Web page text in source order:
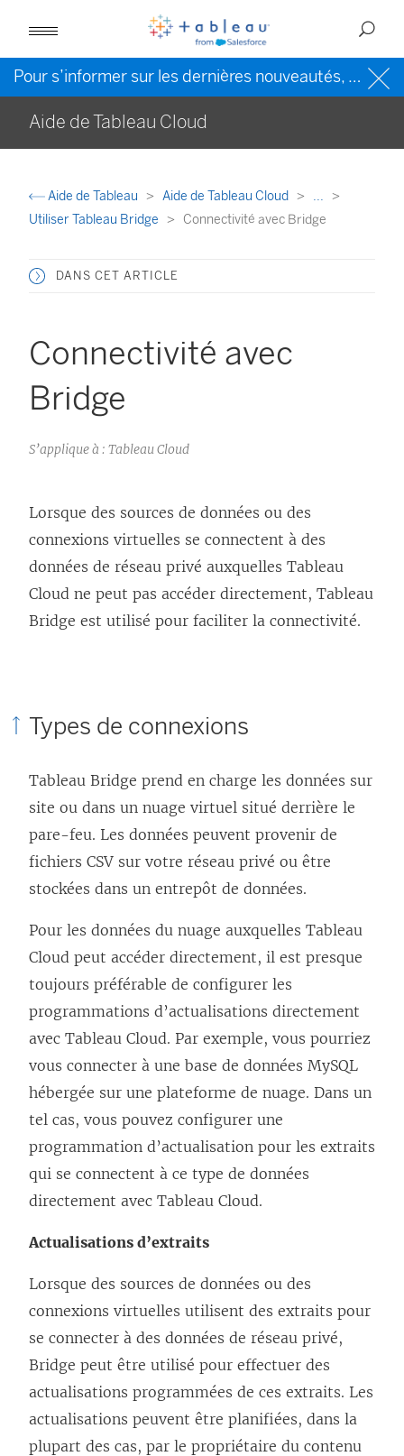
Pour s’informer sur les dernières nouveautés, veuillez consulter l’
Aide de Tableau Cloud
Aide de Tableau Aide de Tableau Cloud
...
Utiliser Tableau Bridge
Connectivité avec Bridge
DANS CET ARTICLE
Connectivité avec
Bridge
S’applique à : Tableau Cloud
Lorsque des sources de données ou des
connexions virtuelles se connectent à des
données de réseau privé auxquelles Tableau
Cloud ne peut pas accéder directement, Tableau
Bridge est utilisé pour faciliter la connectivité.
Types de connexions
Tableau Bridge prend en charge les données sur
site ou dans un nuage virtuel situé derrière le
pare-feu. Les données peuvent provenir de
fichiers CSV sur votre réseau privé ou être
stockées dans un entrepôt de données.
Pour les données du nuage auxquelles Tableau
Cloud peut accéder directement, il est presque
toujours préférable de configurer les
programmations d’actualisations directement
avec Tableau Cloud. Par exemple, vous pourriez
vous connecter à une base de données MySQL
hébergée sur une plateforme de nuage. Dans un
tel cas, vous pouvez configurer une
programmation d’actualisation pour les extraits
qui se connectent à ce type de données
directement avec Tableau Cloud.
Actualisations d’extraits
Lorsque des sources de données ou des
connexions virtuelles utilisent des extraits pour
se connecter à des données de réseau privé,
Bridge peut être utilisé pour effectuer des
actualisations programmées de ces extraits. Les
actualisations peuvent être planifiées, dans la
plupart des cas, par le propriétaire du contenu